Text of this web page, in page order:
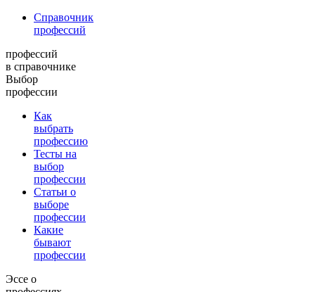
Справочник
профессий
профессий
в справочнике
Выбор
профессии
Как
выбрать
профессию
Тесты на
выбор
профессии
Статьи о
выборе
профессии
Какие
бывают
профессии
Эссе о